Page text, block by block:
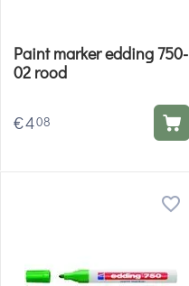
Paint marker edding 750-
02 rood
€408